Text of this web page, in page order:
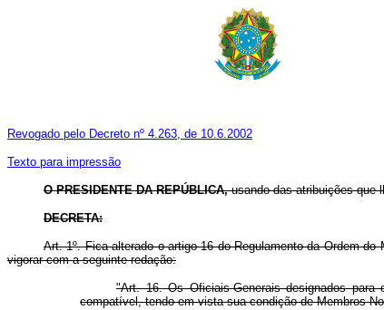
Revogado pelo Decreto nº 4.263, de 10.6.2002
Texto para impressão
O PRESIDENTE DA REPÚBLICA,usando das atribuições que
DECRETA:
Art. 1º.Fica alterado o artigo 16 do Regulamento da Ordem do
vigorar com a seguinte redação:
"Art. 16.Os Oficiais-Generais designados para
compatível, tendo em vista sua condição de Membros